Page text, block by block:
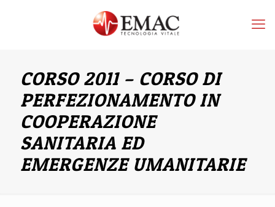
CORSO 2011 – CORSO DI
PERFEZIONAMENTO IN
COOPERAZIONE
SANITARIA ED
EMERGENZE UMANITARIE